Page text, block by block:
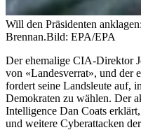
Will den Präsidenten
Brennan.Bild: EPA/EPA
Der ehemalige CIA-Direktor
von «Landesverrat», und der
fordert seine Landsleute auf,
Demokraten zu wählen. Der
Intelligence Dan Coats
und weitere Cyberattacken